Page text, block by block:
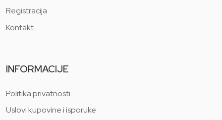
Registracija
Kontakt
INFORMACIJE
Politika privatnosti
Uslovi kupovine i isporuke